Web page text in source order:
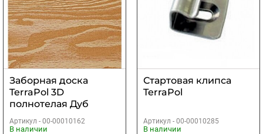
Заборная доска
TerraPol 3D
полнотелая Дуб
Севилья 50
2400х100х16 мм
Артикул - 00-00010162
В наличии
Стартовая клипса
TerraPol
Артикул - 00-00010285
В наличии